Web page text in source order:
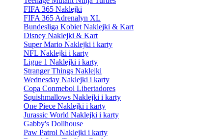
FIFA 365 Naklejki
FIFA 365 Adrenalyn XL
Bundesliga Kobiet Naklejki & Kart
Disney Naklejki & Kart
Super Mario Naklejki i karty
NFL Naklejki i karty
Ligue 1 Naklejki i karty
Stranger Things Naklejki
Wednesday Naklejki i karty
Copa Conmebol Libertadores
Squishmallows Naklejki i karty
One Piece Naklejki i karty
Jurassic World Naklejki i karty
Gabby's Dollhouse
Paw Patrol Naklejki i karty